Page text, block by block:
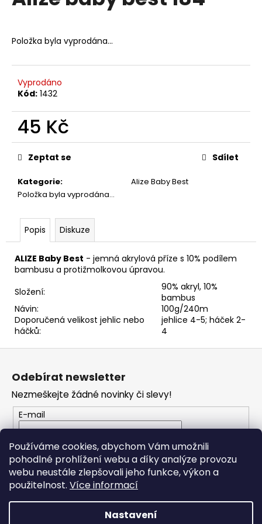
Používáme cookies, abychom Vám umožnili
pohodlné prohlížení webu a díky analýze provozu
webu neustále zlepšovali jeho funkce, výkon a
použitelnost. Více informací
Nastavení
hvězdiček.
Položka byla vyprodána…
Vyprodáno
Kód: 1432
45 Kč
Měrná
cena:
Kategorie:
Alize Baby Best
Položka byla vyprodána…
Zeptat se Sdílet
Popis Diskuze
ALIZE Baby Best - jemná akrylová příze s 10% podílem
bambusu a protižmolkovou úpravou.
Složení:
90% akryl, 10%
bambus
Návin:
100g/240m
Doporučená velikost jehlic nebo
háčků:
jehlice 4-5; háček 2-
4
í
t
?
D
o
r
č
u
j
e
m
e
ACTIVE
849
62
Kč
Z
í
Odebírat newsletter
Nezmeškejte žádné novinky či slevy!
E-mail
Vložením e-mailu souhlasíte s podmínkami
ochrany osobních údajů
PŘIHLÁSIT SE